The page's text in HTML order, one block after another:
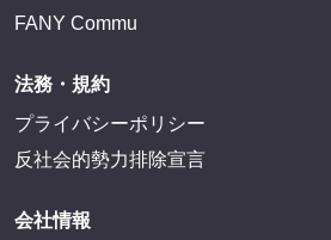
FANY Commu
法務・規約
プライバシーポリシー
反社会的勢力排除宣言
会社情報